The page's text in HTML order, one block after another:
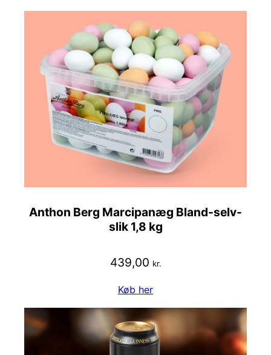
Anthon Berg Marcipanæg Bland-selv-
slik 1,8 kg
439,00 kr.
Køb her